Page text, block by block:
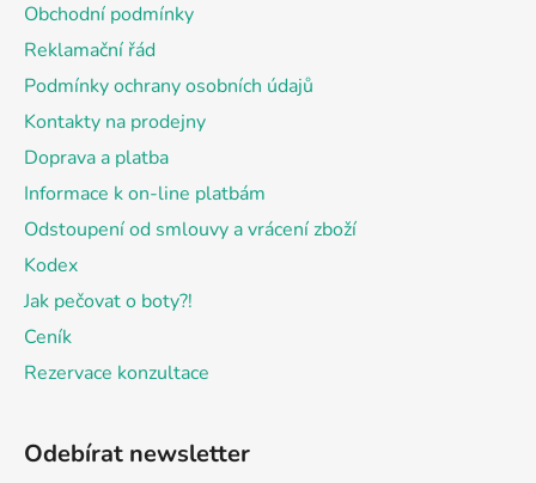
Obchodní podmínky
Reklamační řád
Podmínky ochrany osobních údajů
Kontakty na prodejny
Doprava a platba
Informace k on-line platbám
Odstoupení od smlouvy a vrácení zboží
Kodex
Jak pečovat o boty?!
Ceník
Rezervace konzultace
Odebírat newsletter